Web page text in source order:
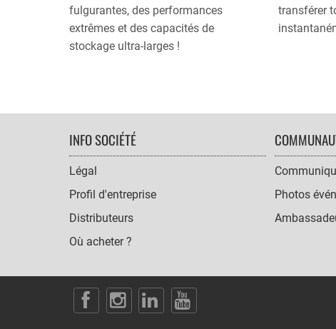
fulgurantes, des performances
extrêmes et des capacités de
stockage ultra-larges !
transférer
FOOTER
NAVIGATION
INFO SOCIÉTÉ
Légal
Profil d'entreprise
Distributeurs
Où acheter ?
Photos
SOCIAL
ICONS